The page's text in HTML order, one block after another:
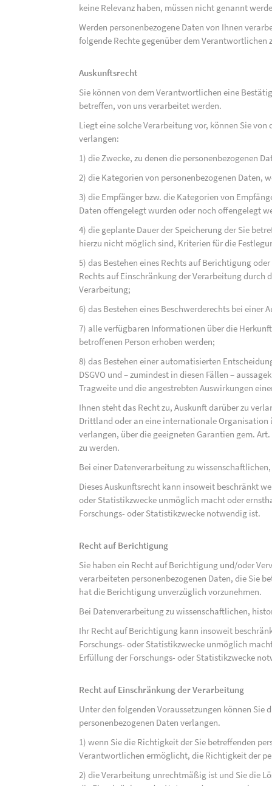
keine Relevanz haben, müssen nicht genannt
Werden personenbezogene Daten von Ihnen
folgende Rechte gegenüber dem Verantwortlichen
Auskunftsrecht
Sie können von dem Verantwortlichen eine
betreffen, von uns verarbeitet werden.
Liegt eine solche Verarbeitung vor, können Sie
verlangen:
1) die Zwecke, zu denen die personenbezogenen
2) die Kategorien von personenbezogenen Daten,
3) die Empfänger bzw. die Kategorien von
Daten offengelegt wurden oder noch offengelegt
4) die geplante Dauer der Speicherung der Sie
hierzu nicht möglich sind, Kriterien für die
5) das Bestehen eines Rechts auf Berichtigung
Rechts auf Einschränkung der Verarbeitung durch
Verarbeitung;
6) das Bestehen eines Beschwerderechts bei einer
7) alle verfügbaren Informationen über die
betroffenen Person erhoben werden;
8) das Bestehen einer automatisierten
DSGVO und – zumindest in diesen Fällen –
Tragweite und die angestrebten Auswirkungen
Ihnen steht das Recht zu, Auskunft darüber zu
Drittland oder an eine internationale Organisation
verlangen, über die geeigneten Garantien gem.
zu werden.
Bei einer Datenverarbeitung zu
Dieses Auskunftsrecht kann insoweit beschränkt
oder Statistikzwecke unmöglich macht oder
Forschungs- oder Statistikzwecke notwendig ist.
Recht auf Berichtigung
Sie haben ein Recht auf Berichtigung und/oder
verarbeiteten personenbezogenen Daten, die Sie
hat die Berichtigung unverzüglich vorzunehmen.
Bei Datenverarbeitung zu wissenschaftlichen,
Ihr Recht auf Berichtigung kann insoweit
Forschungs- oder Statistikzwecke unmöglich
Erfüllung der Forschungs- oder Statistikzwecke
Recht auf Einschränkung der Verarbeitung
Unter den folgenden Voraussetzungen können
personenbezogenen Daten verlangen.
1) wenn Sie die Richtigkeit der Sie betreffenden
Verantwortlichen ermöglicht, die Richtigkeit der
2) die Verarbeitung unrechtmäßig ist und Sie die